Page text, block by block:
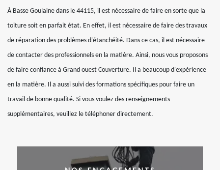
À Basse Goulaine dans le 44115, il est nécessaire de faire en sorte que la
toiture soit en parfait état. En effet, il est nécessaire de faire des travaux
de réparation des problèmes d'étanchéité. Dans ce cas, il est nécessaire
de contacter des professionnels en la matière. Ainsi, nous vous proposons
de faire confiance à Grand ouest Couverture. Il a beaucoup d'expérience
en la matière. Il a aussi suivi des formations spécifiques pour faire un
travail de bonne qualité. Si vous voulez des renseignements
supplémentaires, veuillez le téléphoner directement.